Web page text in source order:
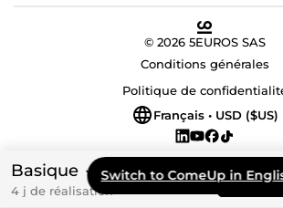
Basique
4 j de réalisation
Switch to ComeUp in
© 2026 5EUROS SAS
Conditions générales
Politique de
Français • USD ($US)